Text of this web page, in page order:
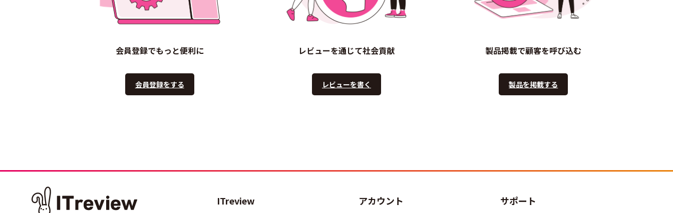
会員登録でもっと便利に
会員登録をする
レビューを通じて社会貢献
レビューを書く
製品掲載で顧客を呼び込む
製品を掲載する
ITreview アカウント サポート